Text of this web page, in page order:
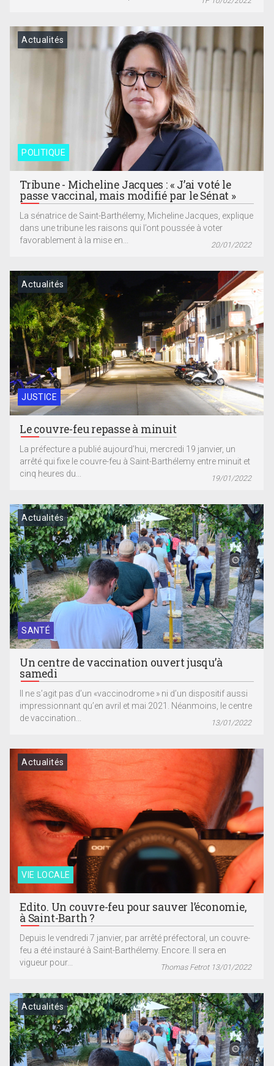
POLITIQUE
Actualités
Tribune - Micheline Jacques : « J’ai voté le
passe vaccinal, mais modifié par le Sénat »
La sénatrice de Saint-Barthélemy, Micheline Jacques, explique
dans une tribune les raisons qui l’ont poussée à voter
favorablement à la mise en...
20/01/2022
JUSTICE
Actualités
Le couvre-feu repasse à minuit
La préfecture a publié aujourd’hui, mercredi 19 janvier, un
arrêté qui fixe le couvre-feu à Saint-Barthélemy entre minuit et
cinq heures du...
19/01/2022
SANTÉ
Actualités
Un centre de vaccination ouvert jusqu’à
samedi
Il ne s’agit pas d’un «vaccinodrome » ni d’un dispositif aussi
impressionnant qu’en avril et mai 2021. Néanmoins, le centre
de vaccination...
13/01/2022
VIE LOCALE
Actualités
Edito. Un couvre-feu pour sauver l’économie,
à Saint-Barth ?
Depuis le vendredi 7 janvier, par arrêté préfectoral, un couvre-
feu a été instauré à Saint-Barthélemy. Encore. Il sera en
vigueur pour...
Thomas Fetrot 13/01/2022
Actualités